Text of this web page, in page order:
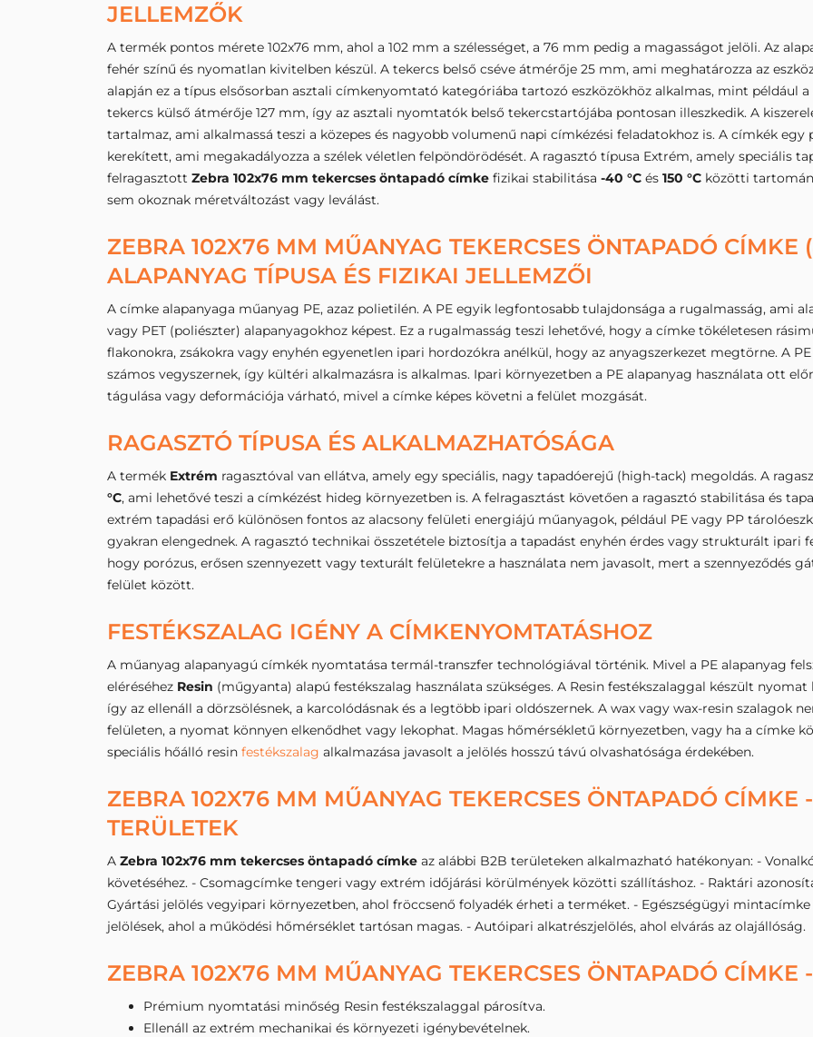
JELLEMZŐK
A termék pontos mérete 102x76 mm, ahol a 102 mm a szélességet, a 76 mm pedig a magasságot jelöli. Az
fehér színű és nyomatlan kivitelben készül. A tekercs belső cséve átmérője 25 mm, ami meghatározza az
alapján ez a típus elsősorban asztali címkenyomtató kategóriába tartozó eszközökhöz alkalmas, mint például a
tekercs külső átmérője 127 mm, így az asztali nyomtatók belső tekercstartójába pontosan illeszkedik. A
tartalmaz, ami alkalmassá teszi a közepes és nagyobb volumenű napi címkézési feladatokhoz is. A címkék egy
kerekített, ami megakadályozza a szélek véletlen felpöndörödését. A ragasztó típusa Extrém, amely speciális
felragasztott Zebra 102x76 mm tekercses öntapadó címke fizikai stabilitása -40 °C és 150 °C közötti
sem okoznak méretváltozást vagy leválást.
ZEBRA 102X76 MM MŰANYAG TEKERCSES ÖNTAPADÓ CÍMKE
ALAPANYAG TÍPUSA ÉS FIZIKAI JELLEMZŐI
A címke alapanyaga műanyag PE, azaz polietilén. A PE egyik legfontosabb tulajdonsága a rugalmasság, ami
vagy PET (poliészter) alapanyagokhoz képest. Ez a rugalmasság teszi lehetővé, hogy a címke tökéletesen
flakonokra, zsákokra vagy enyhén egyenetlen ipari hordozókra anélkül, hogy az anyagszerkezet megtörne. A
számos vegyszernek, így kültéri alkalmazásra is alkalmas. Ipari környezetben a PE alapanyag használata ott
tágulása vagy deformációja várható, mivel a címke képes követni a felület mozgását.
RAGASZTÓ TÍPUSA ÉS ALKALMAZHATÓSÁGA
A termék Extrém ragasztóval van ellátva, amely egy speciális, nagy tapadóerejű (high-tack) megoldás. A
°C, ami lehetővé teszi a címkézést hideg környezetben is. A felragasztást követően a ragasztó stabilitása és
extrém tapadási erő különösen fontos az alacsony felületi energiájú műanyagok, például PE vagy PP
gyakran elengednek. A ragasztó technikai összetétele biztosítja a tapadást enyhén érdes vagy strukturált ipari
hogy porózus, erősen szennyezett vagy texturált felületekre a használata nem javasolt, mert a szennyeződés
felület között.
FESTÉKSZALAG IGÉNY A CÍMKENYOMTATÁSHOZ
A műanyag alapanyagú címkék nyomtatása termál-transzfer technológiával történik. Mivel a PE alapanyag
eléréséhez Resin (műgyanta) alapú festékszalag használata szükséges. A Resin festékszalaggal készült
így az ellenáll a dörzsölésnek, a karcolódásnak és a legtöbb ipari oldószernek. A wax vagy wax-resin szalagok
felületen, a nyomat könnyen elkenődhet vagy lekophat. Magas hőmérsékletű környezetben, vagy ha a címke
speciális hőálló resin festékszalag alkalmazása javasolt a jelölés hosszú távú olvashatósága érdekében.
ZEBRA 102X76 MM MŰANYAG TEKERCSES ÖNTAPADÓ CÍMKE
TERÜLETEK
A Zebra 102x76 mm tekercses öntapadó címke az alábbi B2B területeken alkalmazható hatékonyan: -
követéséhez. - Csomagcímke tengeri vagy extrém időjárási körülmények közötti szállításhoz. - Raktári
Gyártási jelölés vegyipari környezetben, ahol fröccsenő folyadék érheti a terméket. - Egészségügyi
jelölések, ahol a működési hőmérséklet tartósan magas. - Autóipari alkatrészjelölés, ahol elvárás az olajállóság.
ZEBRA 102X76 MM MŰANYAG TEKERCSES ÖNTAPADÓ
Prémium nyomtatási minőség Resin festékszalaggal párosítva.
Ellenáll az extrém mechanikai és környezeti igénybevételnek.